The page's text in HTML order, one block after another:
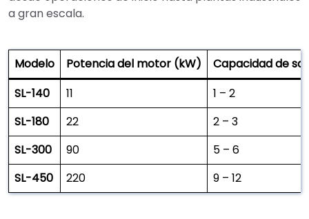
a gran escala.
Modelo Potencia del motor (kW)
Capacidad de
SL-140
11
1 – 2
SL-180
22
2 – 3
SL-300
90
5 – 6
SL-450
220 9 – 12